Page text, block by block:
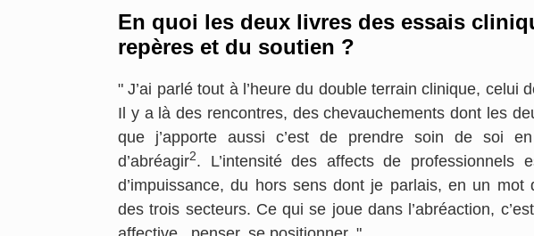
En quoi les deux livres des essais
repères et du soutien ?
" J’ai parlé tout à l’heure du double terrain clinique, celui
Il y a là des rencontres, des chevauchements dont les
que j’apporte aussi c’est de prendre soin de soi
d’abréagir2. L’intensité des affects de professionnels
d’impuissance, du hors sens dont je parlais, en un
des trois secteurs. Ce qui se joue dans l’abréaction,